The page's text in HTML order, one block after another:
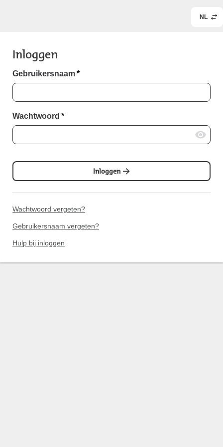
NL
Inloggen
Gebruikersnaam*
Wachtwoord *
Inloggen
Wachtwoord vergeten?
Gebruikersnaam vergeten?
Hulp bij inloggen